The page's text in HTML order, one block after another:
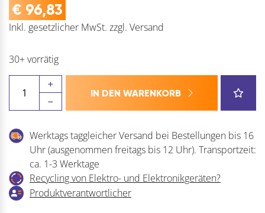
€ 96,83
Inkl. gesetzlicher MwSt. zzgl. Versand
30+ vorrätig
MARCHESI
Drückerpaar
SQUARE
Look
Menge
IN DEN WARENKORB
Werktags taggleicher Versand bei Bestellungen bis 16
Uhr (ausgenommen freitags bis 12 Uhr). Transportzeit:
ca. 1-3 Werktage
Recycling von Elektro- und Elektronikgeräten?
Produktverantwortlicher